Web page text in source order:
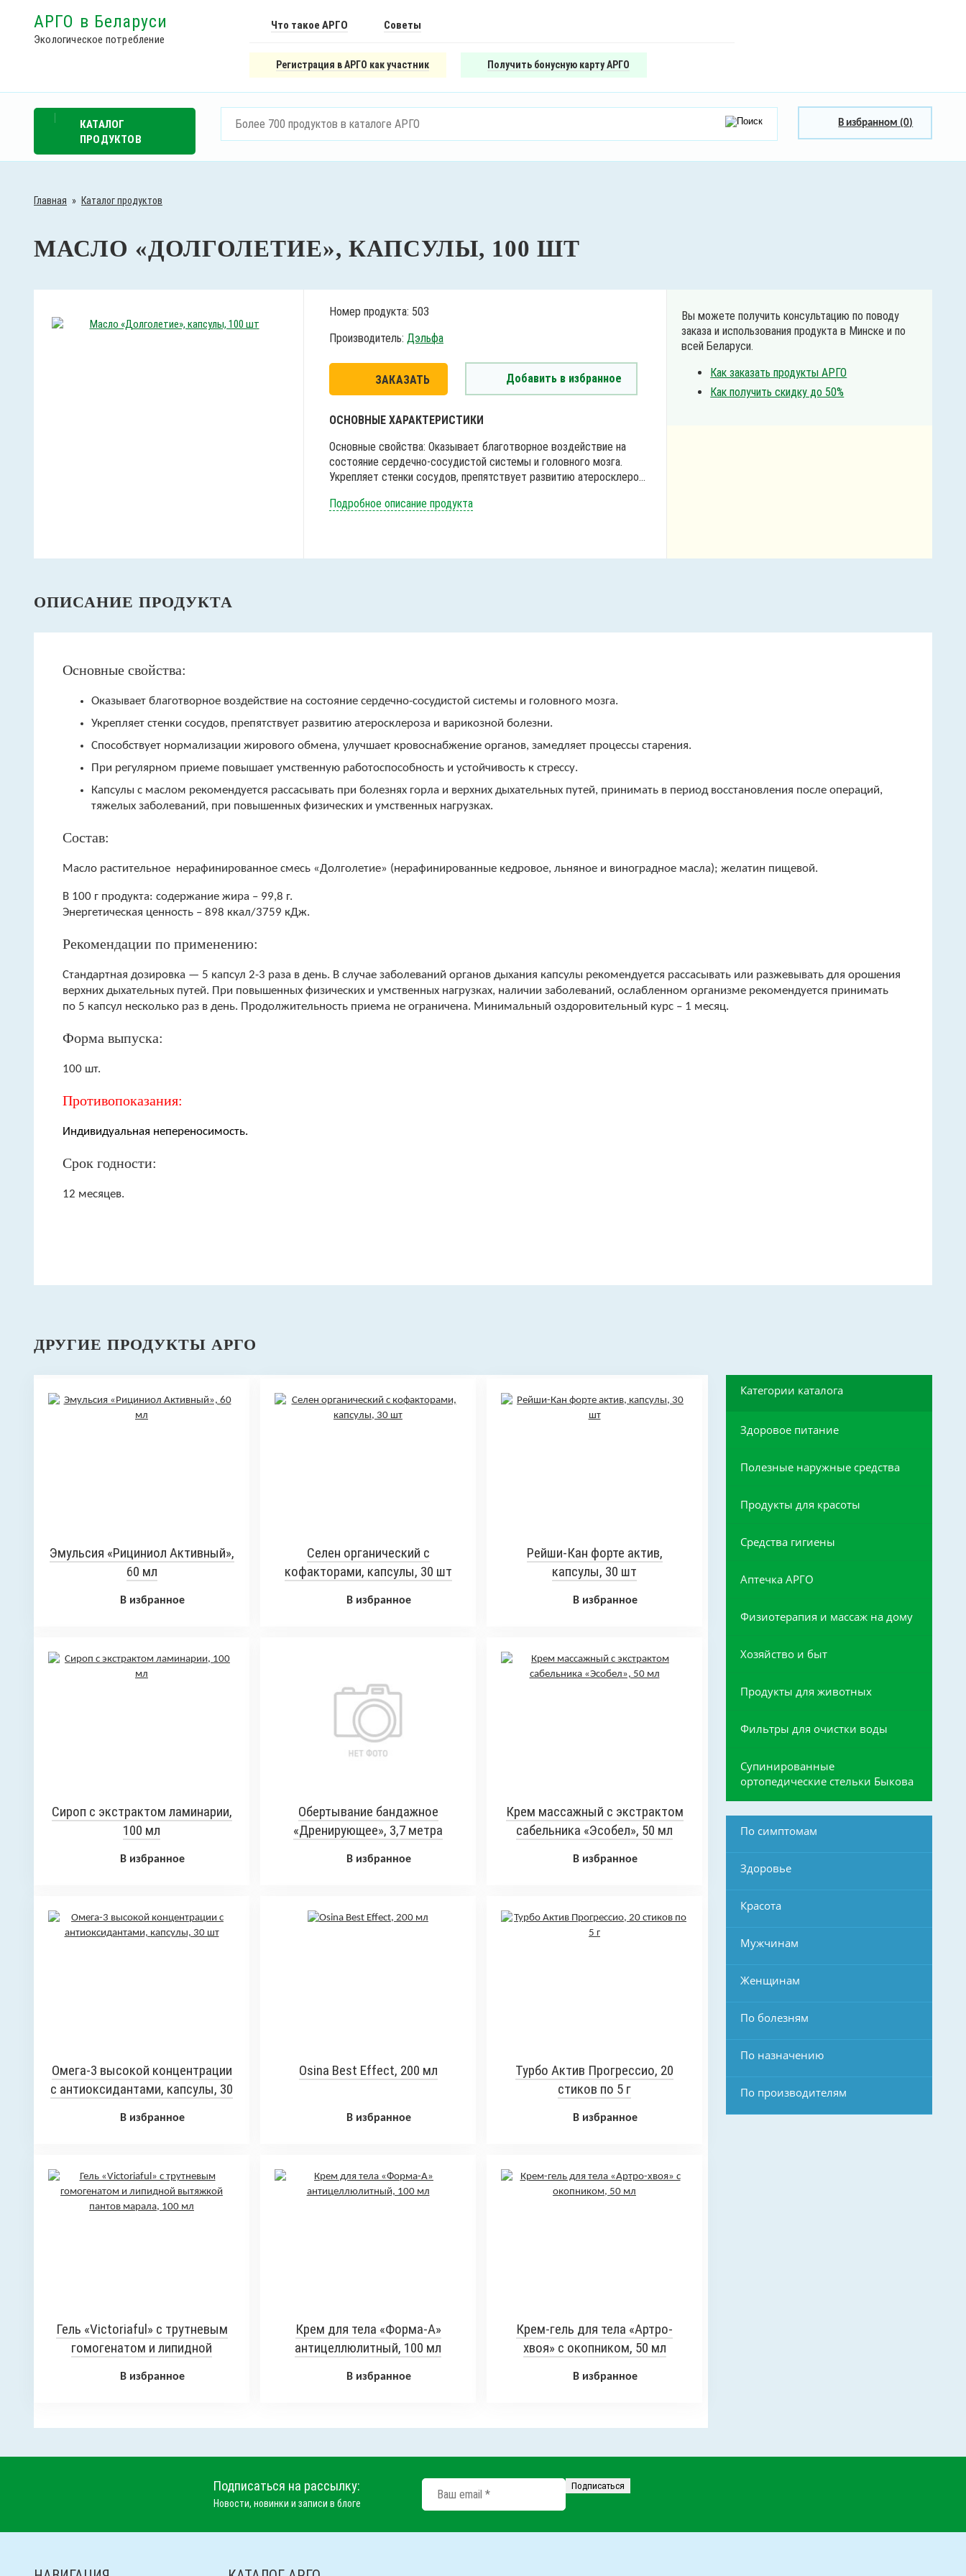
АРГО в Беларуси
Экологическое потребление
Что такое АРГО Советы
Регистрация в АРГО как участник Получить бонусную карту АРГО
КАТАЛОГ
ПРОДУКТОВ
В избранном (0)
Главная » Каталог продуктов
МАСЛО «ДОЛГОЛЕТИЕ», КАПСУЛЫ, 100 ШТ
Номер продукта: 503
Производитель: Дэльфа
ЗАКАЗАТЬ Добавить в избранное
ОСНОВНЫЕ ХАРАКТЕРИСТИКИ
Основные свойства: Оказывает благотворное воздействие на
состояние сердечно-сосудистой системы и головного мозга.
Укрепляет стенки сосудов, препятствует развитию атеросклеро...
Подробное описание продукта
Вы можете получить консультацию по поводу
заказа и использования продукта в Минске и по
всей Беларуси.
Как заказать продукты АРГО
Как получить скидку до 50%
ОПИСАНИЕ ПРОДУКТА
Основные свойства:
Оказывает благотворное воздействие на состояние сердечно-сосудистой системы и головного мозга.
Укрепляет стенки сосудов, препятствует развитию атеросклероза и варикозной болезни.
Способствует нормализации жирового обмена, улучшает кровоснабжение органов, замедляет процессы старения.
При регулярном приеме повышает умственную работоспособность и устойчивость к стрессу.
Капсулы с маслом рекомендуется рассасывать при болезнях горла и верхних дыхательных путей, принимать в период восстановления после операций,
тяжелых заболеваний, при повышенных физических и умственных нагрузках.
Состав:
Масло растительное нерафинированное смесь «Долголетие» (нерафинированные кедровое, льняное и виноградное масла); желатин пищевой.
В 100 г продукта: содержание жира – 99,8 г.
Энергетическая ценность – 898 ккал/3759 кДж.
Рекомендации по применению:
Стандартная дозировка — 5 капсул 2-3 раза в день. В случае заболеваний органов дыхания капсулы рекомендуется рассасывать или разжевывать для орошения
верхних дыхательных путей. При повышенных физических и умственных нагрузках, наличии заболеваний, ослабленном организме рекомендуется принимать
по 5 капсул несколько раз в день. Продолжительность приема не ограничена. Минимальный оздоровительный курс – 1 месяц.
Форма выпуска:
100 шт.
Противопоказания:
Индивидуальная непереносимость.
Срок годности:
12 месяцев.
ДРУГИЕ ПРОДУКТЫ АРГО
Эмульсия «Рициниол Активный»,
60 мл
В избранное
Селен органический с
кофакторами, капсулы, 30 шт
В избранное
Рейши-Кан форте актив,
капсулы, 30 шт
В избранное
Сироп с экстрактом ламинарии,
100 мл
В избранное
Обертывание бандажное
«Дренирующее», 3,7 метра
В избранное
Крем массажный с экстрактом
сабельника «Эсобел», 50 мл
В избранное
Омега-3 высокой концентрации
с антиоксидантами, капсулы, 30
В избранное
Osina Best Effect, 200 мл
В избранное
Турбо Актив Прогрессио, 20
стиков по 5 г
В избранное
Гель «Victoriaful» с трутневым
гомогенатом и липидной
В избранное
Крем для тела «Форма-А»
антицеллюлитный, 100 мл
В избранное
Крем-гель для тела «Артро-
хвоя» с окопником, 50 мл
В избранное
Категории каталога
Здоровое питание
Полезные наружные средства
Продукты для красоты
Средства гигиены
Аптечка АРГО
Физиотерапия и массаж на дому
Хозяйство и быт
Продукты для животных
Фильтры для очистки воды
Супинированные
ортопедические стельки Быкова
По симптомам
Здоровье
Красота
Мужчинам
Женщинам
По болезням
По назначению
По производителям
Подписаться на рассылку:
Новости, новинки и записи в блоге